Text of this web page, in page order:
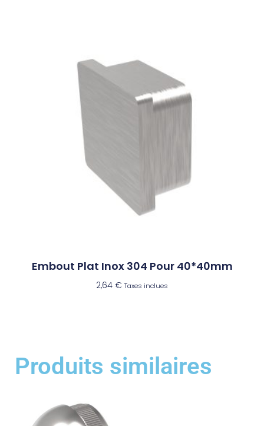
Embout Plat Inox 304 Pour 40*40mm
2,64 € Taxes inclues
Produits similaires